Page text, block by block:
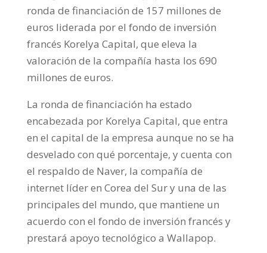
ronda de financiación de 157 millones de
euros liderada por el fondo de inversión
francés Korelya Capital, que eleva la
valoración de la compañía hasta los 690
millones de euros.
La ronda de financiación ha estado
encabezada por Korelya Capital, que entra
en el capital de la empresa aunque no se ha
desvelado con qué porcentaje, y cuenta con
el respaldo de Naver, la compañía de
internet líder en Corea del Sur y una de las
principales del mundo, que mantiene un
acuerdo con el fondo de inversión francés y
prestará apoyo tecnológico a Wallapop.